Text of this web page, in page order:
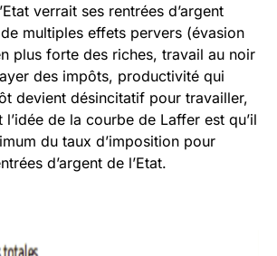
verrait ses rentrées d’argent
multiples effets pervers (évasion
plus forte des riches, travail au noir
des impôts, productivité qui
devient désincitatif pour travailler,
l’idée de la courbe de Laffer est qu’il
du taux d’imposition pour
d’argent de l’Etat.